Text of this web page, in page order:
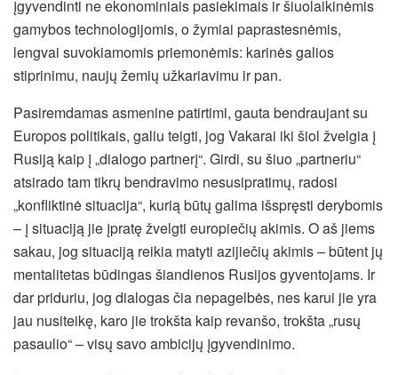
įgyvendinti ne ekonominiais pasiekimais ir šiuolaikinėmis
gamybos technologijomis, o žymiai paprastesnėmis,
lengvai suvokiamomis priemonėmis: karinės galios
stiprinimu, naujų žemių užkariavimu ir pan.
Pasiremdamas asmenine patirtimi, gauta bendraujant su
Europos politikais, galiu teigti, jog Vakarai iki šiol žvelgia į
Rusiją kaip į „dialogo partnerį“. Girdi, su šiuo „partneriu“
atsirado tam tikrų bendravimo nesusipratimų, radosi
„konfliktinė situacija“, kurią būtų galima išspręsti derybomis
– į situaciją jie įpratę žvelgti europiečių akimis. O aš jiems
sakau, jog situaciją reikia matyti azijiečių akimis – būtent jų
mentalitetas būdingas šiandienos Rusijos gyventojams. Ir
dar priduriu, jog dialogas čia nepagelbės, nes karui jie yra
jau nusiteikę, karo jie trokšta kaip revanšo, trokšta „rusų
pasaulio“ – visų savo ambicijų įgyvendinimo.